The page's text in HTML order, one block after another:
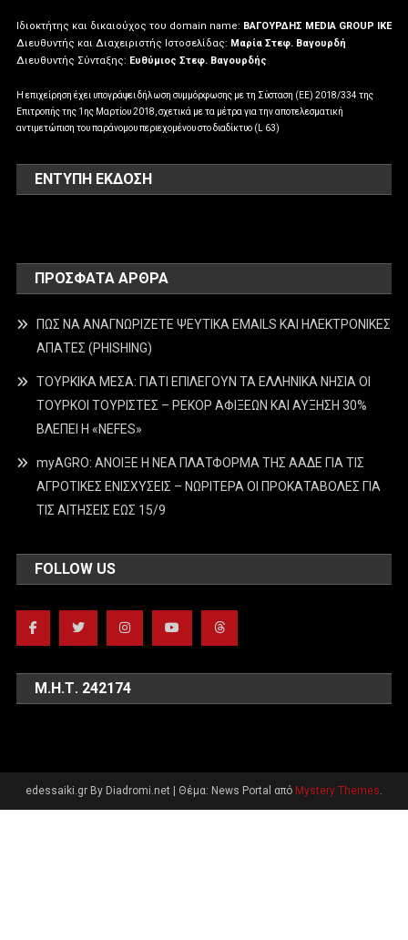
Ιδιοκτήτης και δικαιούχος του domain name: ΒΑΓΟΥΡΔΗΣ MEDIA GROUP IKE
Διευθυντής και Διαχειριστής Ιστοσελίδας: Μαρία Στεφ. Βαγουρδή
Διευθυντής Σύνταξης: Ευθύμιος Στεφ. Βαγουρδής
Η επιχείρηση έχει υπογράψει δήλωση συμμόρφωσης με τη Σύσταση (ΕΕ) 2018/334 της
Επιτροπής της 1ης Μαρτίου 2018, σχετικά με τα μέτρα για την αποτελεσματική
αντιμετώπιση του παράνομου περιεχομένου στο διαδίκτυο (L 63)
ΕΝΤΥΠΗ ΕΚΔΟΣΗ
ΠΡΌΣΦΑΤΑ ΆΡΘΡΑ
ΠΩΣ ΝΑ ΑΝΑΓΝΩΡΙΖΕΤΕ ΨΕΥΤΙΚΑ EMAILS ΚΑΙ ΗΛΕΚΤΡΟΝΙΚΕΣ
ΑΠΑΤΕΣ (PHISHING)
ΤΟΥΡΚΙΚΑ ΜΕΣΑ: ΓΙΑΤΙ ΕΠΙΛΕΓΟΥΝ ΤΑ ΕΛΛΗΝΙΚΑ ΝΗΣΙΑ ΟΙ
ΤΟΥΡΚΟΙ ΤΟΥΡΙΣΤΕΣ – ΡΕΚΟΡ ΑΦΙΞΕΩΝ ΚΑΙ ΑΥΞΗΣΗ 30%
ΒΛΕΠΕΙ Η «NEFES»
myAGRO: ΑΝΟΙΞΕ Η ΝΕΑ ΠΛΑΤΦΟΡΜΑ ΤΗΣ ΑΑΔΕ ΓΙΑ ΤΙΣ
ΑΓΡΟΤΙΚΕΣ ΕΝΙΣΧΥΣΕΙΣ – ΝΩΡΙΤΕΡΑ ΟΙ ΠΡΟΚΑΤΑΒΟΛΕΣ ΓΙΑ
ΤΙΣ ΑΙΤΗΣΕΙΣ ΕΩΣ 15/9
FOLLOW US
Μ.Η.Τ. 242174
edessaiki.gr By Diadromi.net Θέμα: News Portal από Mystery Themes.